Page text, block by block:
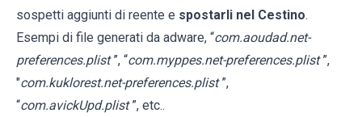
sospetti aggiunti di reente e spostarli nel Cestino.
Esempi di file generati da adware, “com.aoudad.net-
preferences.plist ”, “com.myppes.net-preferences.plist ”,
"com.kuklorest.net-preferences.plist ”,
“com.avickUpd.plist ”, etc..